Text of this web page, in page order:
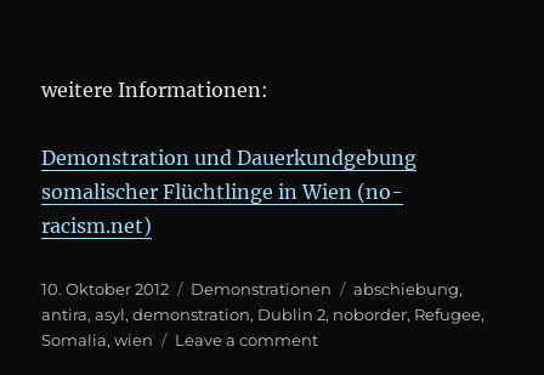
weitere Informationen:
Demonstration und Dauerkundgebung
somalischer Flüchtlinge in Wien (no-
racism.net)
Posted
on
10. Oktober 2012 Categories
Demonstrationen Tags
abschiebung,
antira,asyl,demonstration, Dublin 2, noborder, Refugee,
Somalia,wien Leave a commenton